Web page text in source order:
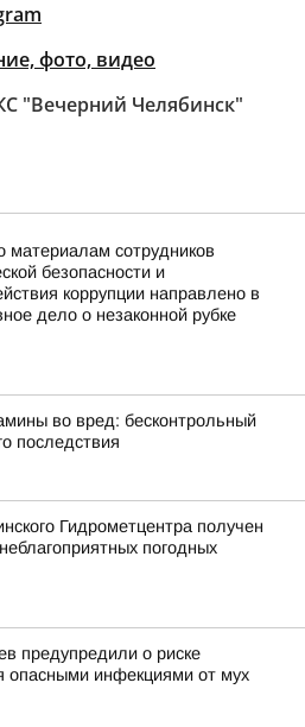
фото, видео
"Вечерний Челябинск"
материалам сотрудников
безопасности и
коррупции направлено в
дело о незаконной рубке
во вред: бесконтрольный
последствия
Гидрометцентра получен
погодных
предупредили о риске
опасными инфекциями от мух